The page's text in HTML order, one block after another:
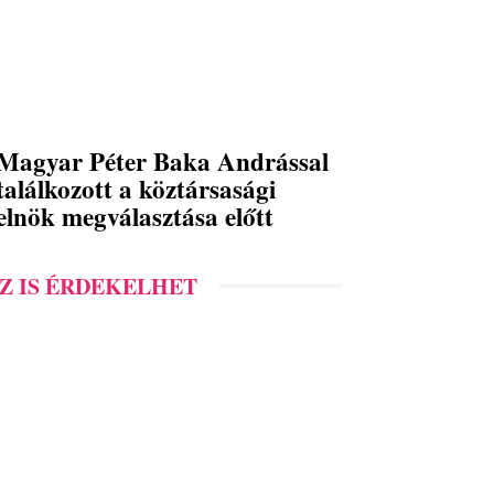
Péter Baka Andrással
a köztársasági
megválasztása előtt
IS ÉRDEKELHET